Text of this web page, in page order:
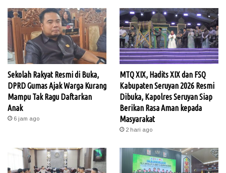
Sekolah Rakyat Resmi di Buka,
DPRD Gumas Ajak Warga Kurang
Mampu Tak Ragu Daftarkan
Anak
6 jam ago
MTQ XIX, Hadits XIX dan FSQ
Kabupaten Seruyan 2026 Resmi
Dibuka, Kapolres Seruyan Siap
Berikan Rasa Aman kepada
Masyarakat
2 hari ago